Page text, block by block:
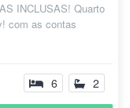
INCLUSAS! Quarto
com as contas
6 2